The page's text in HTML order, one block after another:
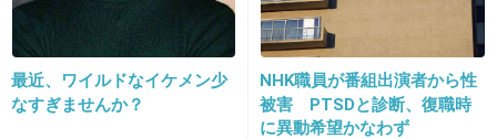
前だしただけで、
ファンのコメントが一気にお葬式状態になって
たもん。
最近、ワイルドなイケメン少
なすぎませんか？
NHK職員が番組出演者から性
被害 PTSDと診断、復職時
に異動希望かなわず